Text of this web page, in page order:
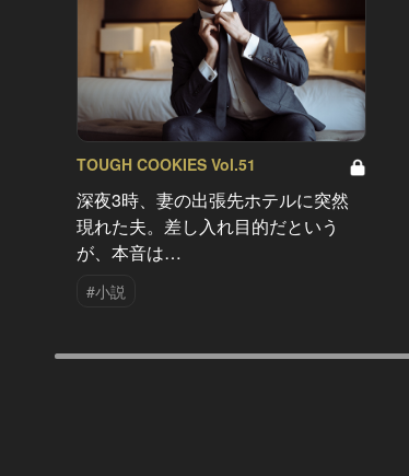
TOUGH COOKIES Vol.51
深夜3時、妻の出張先ホテルに突然
現れた夫。差し入れ目的だという
が、本音は…
#小説